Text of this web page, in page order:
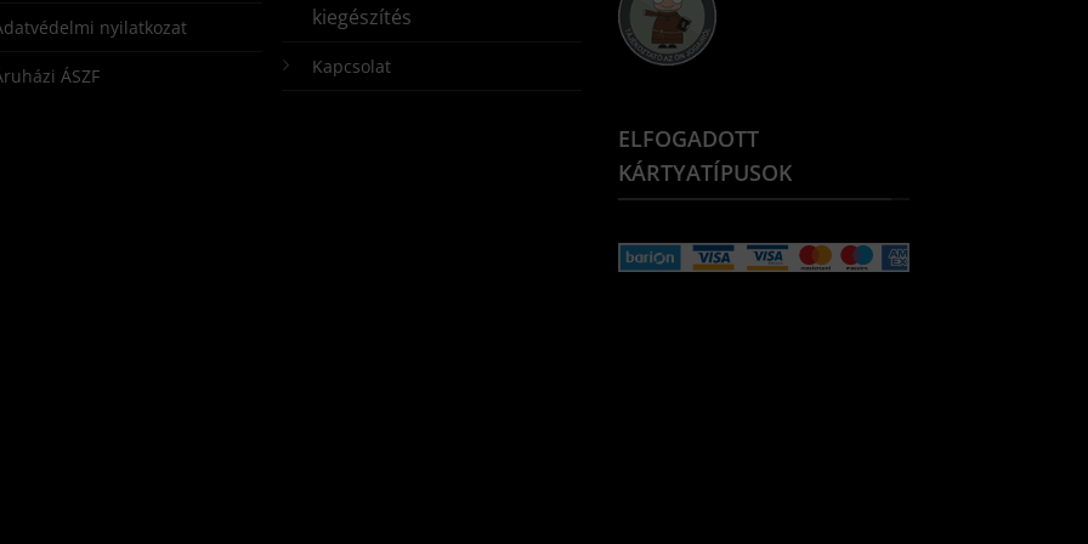
nyilatkozat
ÁSZF
kiegészítés
Kapcsolat
ELFOGADOTT
KÁRTYATÍPUSOK